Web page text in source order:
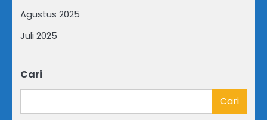
Agustus 2025
Juli 2025
Cari
Cari